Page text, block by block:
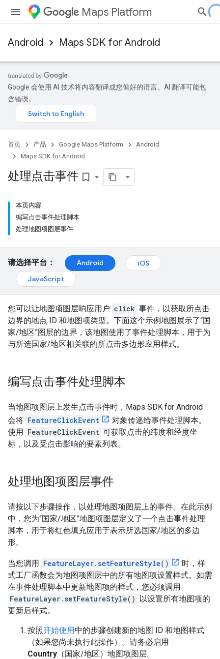
Maps Platform
Android Maps SDK for Android
Google 会使用 AI 技术将内容翻译成您偏好的语言。AI 翻译可能包
含错误。
首页 产品 Google Maps Platform
Android
Maps SDK for Android
处理点击事件 bookmark_border
本页内容
编写点击事件处理脚本
处理地图项图层事件
请选择平台： Android
iOS
JavaScript
您可以让地图项图层响应用户 click 事件，以获取所点击
边界的地点 ID 和地图项类型。下面这个示例地图展示了“国
家/地区”图层的边界，该地图使用了事件处理脚本，用于为
与所选国家/地区相关联的所点击多边形应用样式。
编写点击事件处理脚本
当地图项图层上发生点击事件时，Maps SDK for Android
会将 FeatureClickEvent
对象传递给事件处理脚本。
使用 FeatureClickEvent 可获取点击的纬度和经度坐
标，以及受点击影响的要素列表。
处理地图项图层事件
请按以下步骤操作，以处理地图项图层上的事件。在此示例
中，您为“国家/地区”地图项图层定义了一个点击事件处理
脚本，用于将红色填充应用于表示所选国家/地区的多边
形。
当您调用 FeatureLayer.setFeatureStyle()
时，样
式工厂函数会为地图项图层中的所有地图项设置样式。如需
在事件处理脚本中更新地图项的样式，您必须调用
FeatureLayer.setFeatureStyle() 以设置所有地图项的
更新后样式。
按照开始使用中的步骤创建新的地图 ID 和地图样式
（如果您尚未执行此操作）。请务必启用
Country （国家/地区）地图项图层。